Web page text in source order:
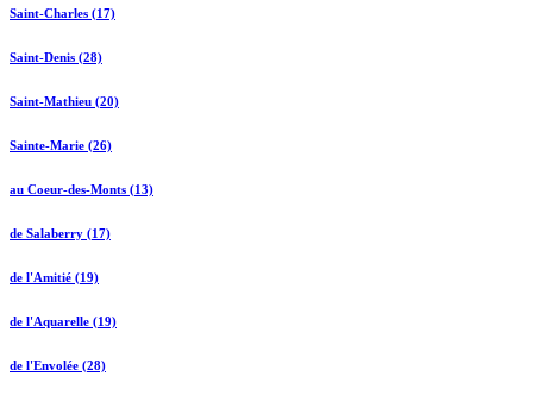
Saint-Charles (17)
Saint-Denis (28)
Saint-Mathieu (20)
Sainte-Marie (26)
au Coeur-des-Monts (13)
de Salaberry (17)
de l'Amitié (19)
de l'Aquarelle (19)
de l'Envolée (28)